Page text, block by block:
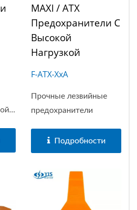
MAXI / ATX
Предохранители С
Высокой
Нагрузкой
F-ATX-XxA
Прочные лезвийные
предохранители
Подробности